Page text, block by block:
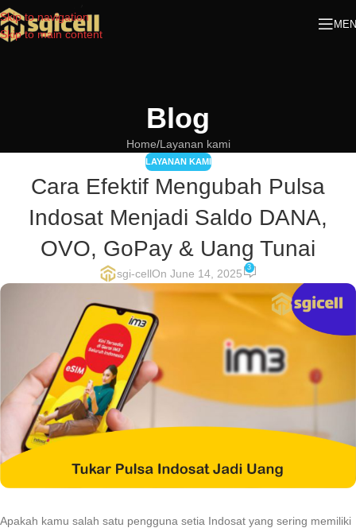
Skip to navigation
Skip to main content
Blog
Home Layanan kami
LAYANAN KAMI
Cara Efektif Mengubah Pulsa
Indosat Menjadi Saldo DANA,
OVO, GoPay & Uang Tunai
sgi-cellOn June 14, 2025 3
Apakah kamu salah satu pengguna setia Indosat yang sering memiliki